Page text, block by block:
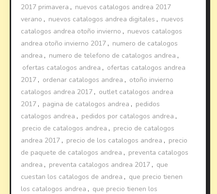
2017 primavera , nuevos catalogos andrea 2017
verano , nuevos catalogos andrea digitales , nuevos
catalogos andrea otoño invierno , nuevos catalogos
andrea otoño invierno 2017 , numero de catalogos
andrea , numero de telefono de catalogos andrea ,
ofertas catalogos andrea , ofertas catalogos andrea
2017 , ordenar catalogos andrea , otoño invierno
catalogos andrea 2017 , outlet catalogos andrea
2017 , pagina de catalogos andrea , pedidos
catalogos andrea , pedidos por catalogos andrea ,
precio de catalogos andrea , precio de catalogos
andrea 2017 , precio de los catalogos andrea , precio
de paquete de catalogos andrea , preventa catalogos
andrea , preventa catalogos andrea 2017 , que
cuestan los catalogos de andrea , que precio tienen
los catalogos andrea , que precio tienen los